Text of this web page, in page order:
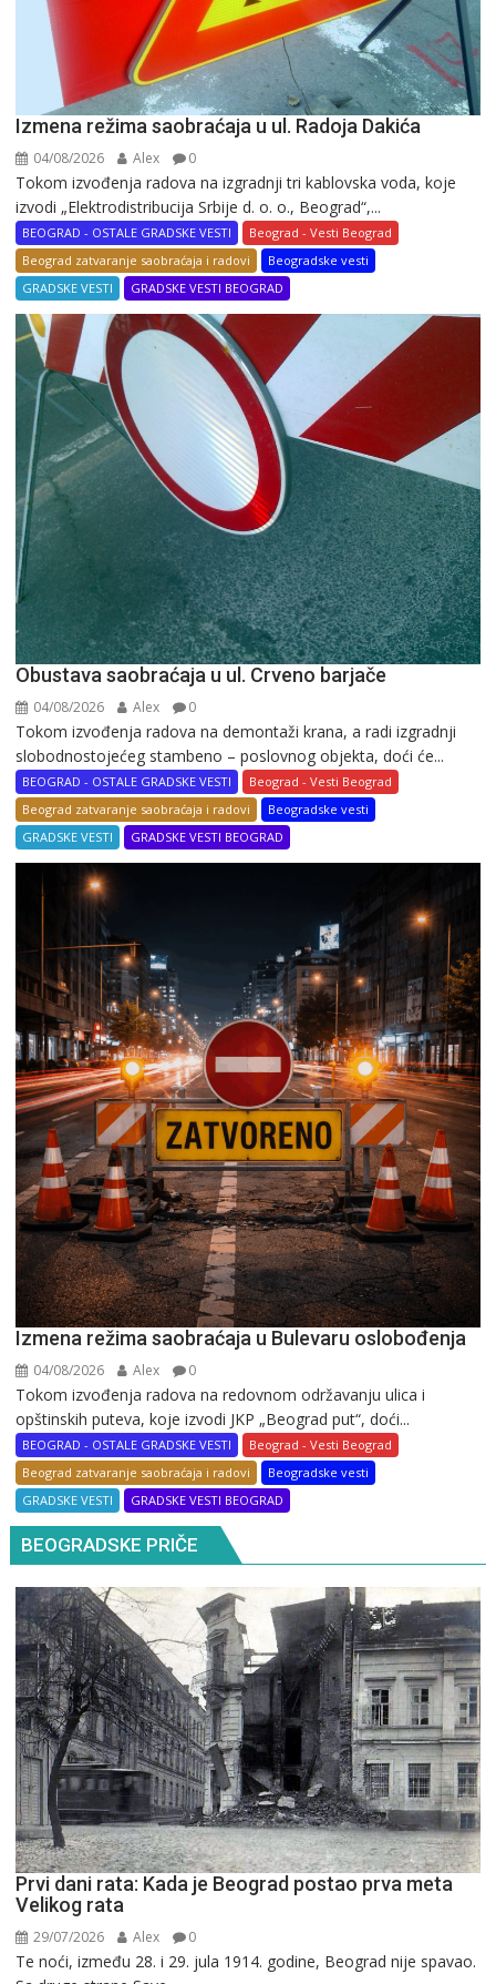
Izmena režima saobraćaja u ul. Radoja Dakića
04/08/2026 Alex 0
Tokom izvođenja radova na izgradnji tri kablovska voda, koje
izvodi „Elektrodistribucija Srbije d. o. o., Beograd“,...
BEOGRAD - OSTALE GRADSKE VESTI
Beograd - Vesti Beograd
Beograd zatvaranje saobraćaja i radovi
Beogradske vesti
GRADSKE VESTI
GRADSKE VESTI BEOGRAD
Obustava saobraćaja u ul. Crveno barjače
04/08/2026 Alex 0
Tokom izvođenja radova na demontaži krana, a radi izgradnji
slobodnostojećeg stambeno – poslovnog objekta, doći će...
BEOGRAD - OSTALE GRADSKE VESTI
Beograd - Vesti Beograd
Beograd zatvaranje saobraćaja i radovi
Beogradske vesti
GRADSKE VESTI
GRADSKE VESTI BEOGRAD
Izmena režima saobraćaja u Bulevaru oslobođenja
04/08/2026 Alex 0
Tokom izvođenja radova na redovnom održavanju ulica i
opštinskih puteva, koje izvodi JKP „Beograd put“, doći...
BEOGRAD - OSTALE GRADSKE VESTI
Beograd - Vesti Beograd
Beograd zatvaranje saobraćaja i radovi
Beogradske vesti
GRADSKE VESTI
GRADSKE VESTI BEOGRAD
BEOGRADSKE PRIČE
Prvi dani rata: Kada je Beograd postao prva meta
Velikog rata
29/07/2026 Alex 0
Te noći, između 28. i 29. jula 1914. godine, Beograd nije spavao.